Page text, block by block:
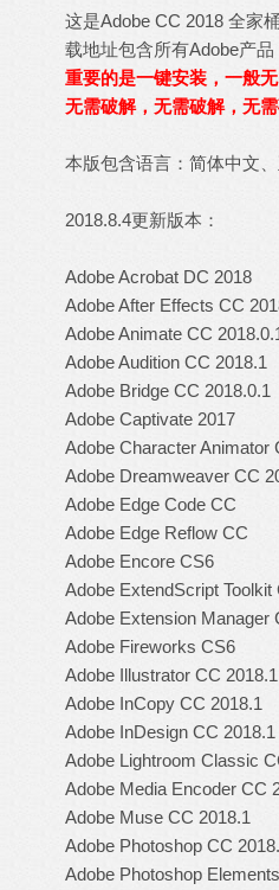
这是Adobe CC 2018 全家
载地址包含所有Adobe产品
重要的是一键安装，一般无
无需破解，无需破解，无
本版包含语言：简体中文
2018.8.4更新版本：
Adobe Acrobat DC
Adobe After Effects
Adobe Animate CC
Adobe Audition CC
Adobe Bridge CC
Adobe Captivate
Adobe Character
Adobe Dreamweaver
Adobe Edge Code
Adobe Edge
Adobe Encore
Adobe ExtendScript
Adobe Extension
Adobe Fireworks
Adobe Illustrator
Adobe InCopy CC
Adobe InDesign
Adobe Lightroom
Adobe Media Encoder
Adobe Muse CC
Adobe Photoshop
Adobe Photoshop